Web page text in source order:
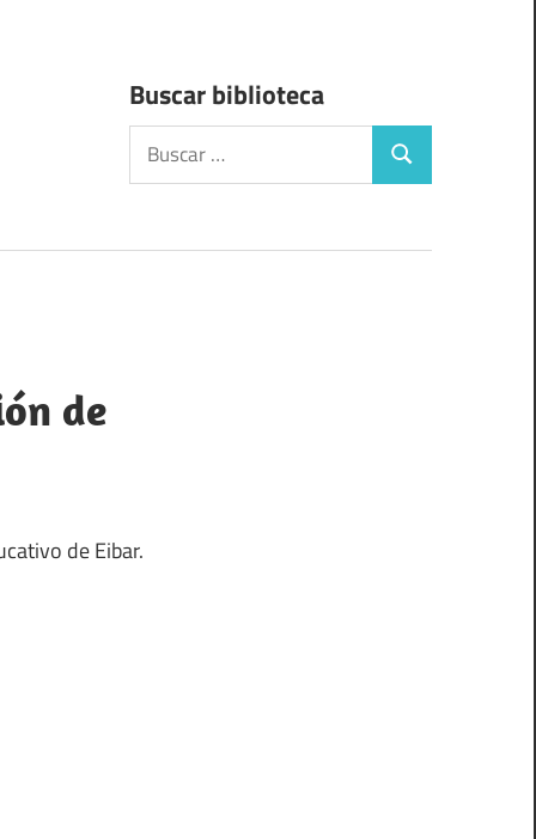
Buscar biblioteca
Buscar:
Buscar
de
de Eibar.